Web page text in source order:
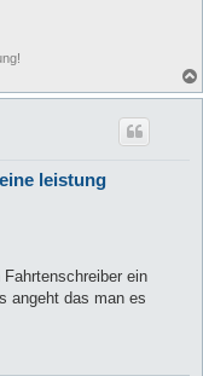
leistung
ein
angeht das man es